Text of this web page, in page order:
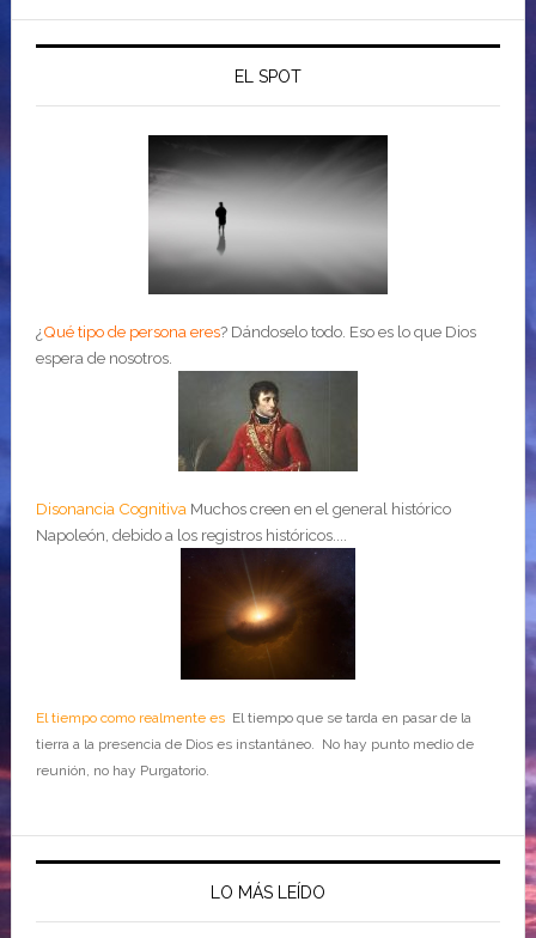
EL SPOT
¿Qué tipo de persona eres? Dándoselo todo. Eso es lo que Dios
espera de nosotros.
Disonancia Cognitiva Muchos creen en el general histórico
Napoleón, debido a los registros históricos....
El tiempo como realmente esEl tiempo que se tarda en pasar de la
tierra a la presencia de Dios es instantáneo. No hay punto medio de
reunión, no hay Purgatorio.
LO MÁS LEÍDO